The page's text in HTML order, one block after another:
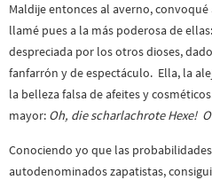
Maldije entonces al averno,
llamé pues a la más poderosa de
despreciada por los otros dioses,
fanfarrón y de espectáculo. Ella, la
la belleza falsa de afeites y
mayor: Oh, die scharlachrote Hexe!
Conociendo yo que las
autodenominados zapatistas,